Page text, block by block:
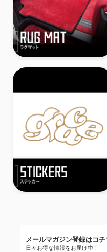
メールマガジン登録はコチ
日々お得な情報をお届け中！